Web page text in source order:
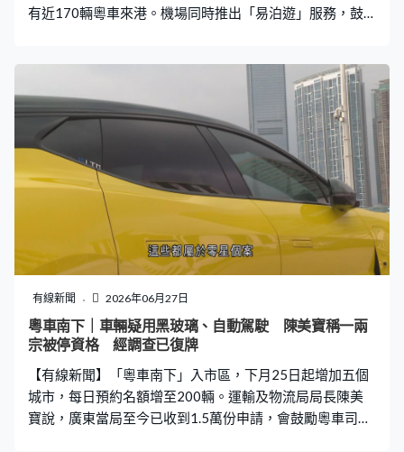
有近170輛粵車來港。機場同時推出「易泊遊」服務，鼓
「粵車南下」入市區，由原先的四個城市新增多五個，包
括深圳、佛山和東莞等，覆蓋大灣區全數內地城市，每日
預約名額亦增至200輛。 陳美寶說近期接獲的申請超額3
倍，六成來自新增的五個城市。對於深圳等地的粵車要繞
道經港珠澳大橋入境香港，她說會跟廣東省商討是否要擴
展到更多口岸。陳美寶：「剛才我跟一些家庭聊天，當中
有佛山、深圳的旅客，其實他們都享受在港珠澳大橋自由
自在駕車的經驗。當然我們接下來會累積經驗，亦希望做
好現時擴展的部分。」 對於近期出現「粵車南下」司機懷
疑逆線行車，或駕駛時使用手機等違規個案，當局會繼續
加強教育。陳美寶：「現今實施半年有多，整體如果我們
發現當中有違規個案，都是零星的。而我們亦透過管理辦
法或執法單位，很快已經跟進和處理。我們認為整體情況
面監察。」 機管局亦同步在機場的自動化
有線新聞 2026年06月27日
粵車南下｜車輛疑用黑玻璃、自動駕駛 陳美寶稱一兩
宗被停資格 經調查已復牌
【有線新聞】「粵車南下」入市區，下月25日起增加五個
城市，每日預約名額增至200輛。運輸及物流局局長陳美
寶說，廣東當局至今已收到1.5萬份申請，會鼓勵粵車司機